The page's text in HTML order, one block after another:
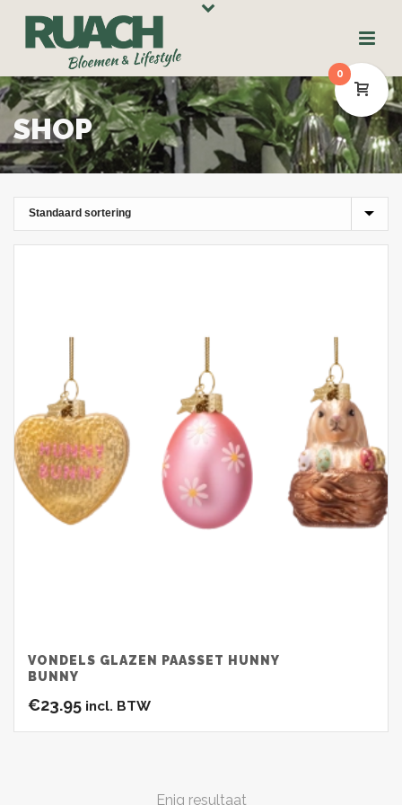
SHOP
VONDELS GLAZEN PAASSET HUNNY
BUNNY
€23.95 incl. BTW
Enig resultaat
0